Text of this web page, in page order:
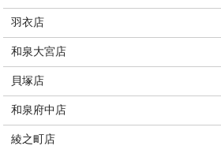
羽衣店
和泉大宮店
貝塚店
和泉府中店
綾之町店